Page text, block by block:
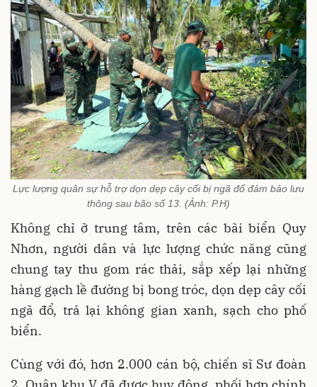
Lực lượng quân sự hỗ trợ dọn dẹp cây cối bị ngã đổ đảm bảo lưu
thông sau bão số 13. (Ảnh: P.H)
Không chỉ ở trung tâm, trên các bãi biển Quy
Nhơn, người dân và lực lượng chức năng cũng
chung tay thu gom rác thải, sắp xếp lại những
hàng gạch lề đường bị bong tróc, dọn dẹp cây cối
ngã đổ, trả lại không gian xanh, sạch cho phố
biển.
Cùng với đó, hơn 2.000 cán bộ, chiến sĩ Sư đoàn